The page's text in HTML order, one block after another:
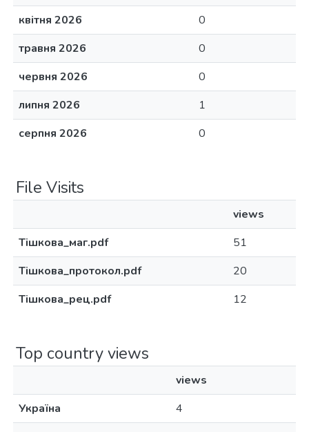
квітня 2026
0
травня 2026
0
червня 2026
0
липня 2026
1
серпня 2026
0
File Visits
views
Тішкова_маг.pdf
51
Тішкова_протокол.pdf
20
Тішкова_рец.pdf
12
Top country views
views
Україна
4